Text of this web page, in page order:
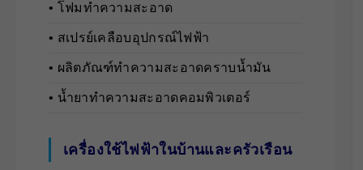
• โฟมทำความสะอาด
• สเปรย์เคลือบอุปกรณ์ไฟฟ้า
• ผลิตภัณฑ์ทำความสะอาดคราบน้ำมัน
• น้ำยาทำความสะอาดคอมพิวเตอร์
เครื่องใช้ไฟฟ้าในบ้านและครัวเรือน